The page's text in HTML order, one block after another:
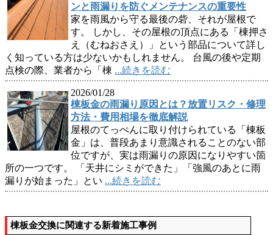
ンと雨漏りを防ぐメンテナンスの重要性
家を雨風から守る最後の砦、それが屋根で
す。 しかし、その屋根の頂点にある「棟押さ
え（むねおさえ）」という部品について詳し
く知っている方は少ないかもしれません。 台風の後や定期
点検の際、業者から「棟 ...続きを読む
2026/01/28
棟板金の雨漏り原因とは？放置リスク・修理
方法・費用相場を徹底解説
屋根のてっぺんに取り付けられている「棟板
金」は、普段あまり意識されることのない部
位ですが、実は雨漏りの原因になりやすい箇
所の一つです。 「天井にシミができた」「強風のあとに雨
漏りが始まった」とい ...続きを読む
棟板金交換に関連する新着施工事例